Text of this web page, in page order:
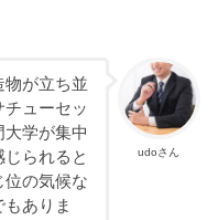
udoさん
物が立ち並
ューセッ
学が集中
られると
位の気候な
ありま